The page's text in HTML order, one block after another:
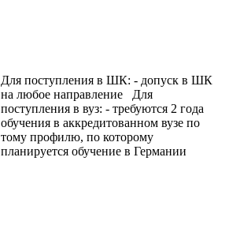
Для поступления в ШК: - допуск в ШК
на любое направление Для
поступления в вуз: - требуются 2 года
обучения в аккредитованном вузе по
тому профилю, по которому
планируется обучение в Германии